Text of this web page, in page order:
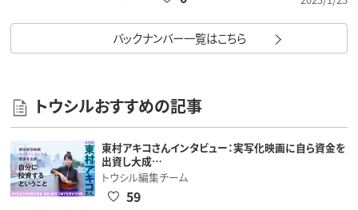
バックナンバー一覧はこちら
トウシルおすすめの記事
東村アキコさんインタビュー：実写化映画に自ら資金を
出資し大成…
トウシル編集チーム
59